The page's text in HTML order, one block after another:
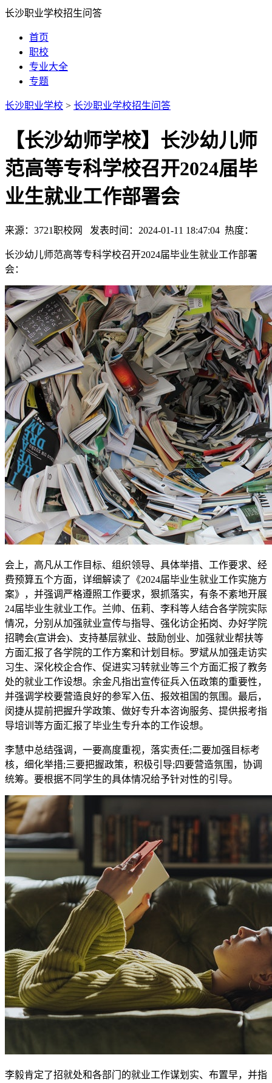
长沙职业学校招生问答
首页
职校
专业大全
专题
长沙职业学校 > 长沙职业学校招生问答
【长沙幼师学校】长沙幼儿师
范高等专科学校召开2024届毕
业生就业工作部署会
来源：3721职校网 发表时间：2024-01-11 18:47:04 热度：
长沙幼儿师范高等专科学校召开2024届毕业生就业工作部署
会：
会上，高凡从工作目标、组织领导、具体举措、工作要求、经
费预算五个方面，详细解读了《2024届毕业生就业工作实施方
案》，并强调严格遵照工作要求，狠抓落实，有条不紊地开展
24届毕业生就业工作。兰帅、伍莉、李科等人结合各学院实际
情况，分别从加强就业宣传与指导、强化访企拓岗、办好学院
招聘会(宣讲会)、支持基层就业、鼓励创业、加强就业帮扶等
方面汇报了各学院的工作方案和计划目标。罗斌从加强走访实
习生、深化校企合作、促进实习转就业等三个方面汇报了教务
处的就业工作设想。余金凡指出宣传征兵入伍政策的重要性，
并强调学校要营造良好的参军入伍、报效祖国的氛围。最后，
闵捷从提前把握升学政策、做好专升本咨询服务、提供报考指
导培训等方面汇报了毕业生专升本的工作设想。
李慧中总结强调，一要高度重视，落实责任;二要加强目标考
核，细化举措;三要把握政策，积极引导;四要营造氛围，协调
统筹。要根据不同学生的具体情况给予针对性的引导。
李毅肯定了招就处和各部门的就业工作谋划实、布置早，并指